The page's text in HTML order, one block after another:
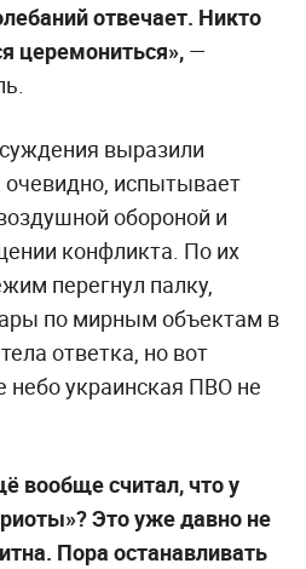
отвечает. Никто
церемониться», —
выразили
очевидно, испытывает
обороной и
конфликта. По их
перегнул палку,
по мирным объектам в
ответка, но вот
небо украинская ПВО не
вообще считал, что у
Это уже давно не
Пора останавливать